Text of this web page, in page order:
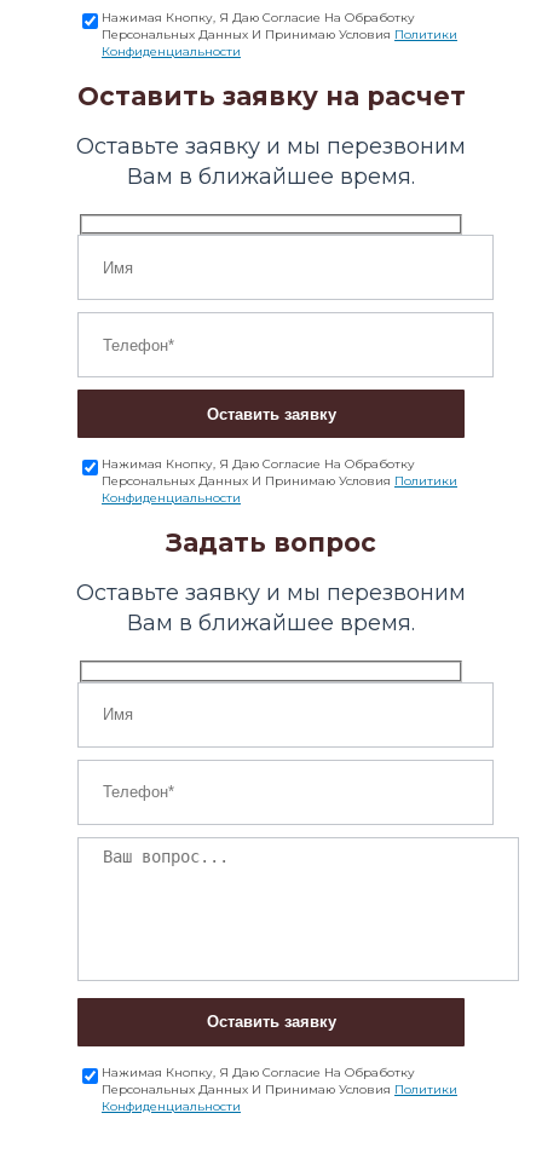
Нажимая Кнопку, Я Даю Согласие На Обработку
Персональных Данных И Принимаю Условия Политики
Конфиденциальности
Оставить заявку на расчет
Оставьте заявку и мы перезвоним
Вам в ближайшее время.
Оставить заявку
Нажимая Кнопку, Я Даю Согласие На Обработку
Персональных Данных И Принимаю Условия Политики
Конфиденциальности
Задать вопрос
Оставьте заявку и мы перезвоним
Вам в ближайшее время.
Оставить заявку
Нажимая Кнопку, Я Даю Согласие На Обработку
Персональных Данных И Принимаю Условия Политики
Конфиденциальности